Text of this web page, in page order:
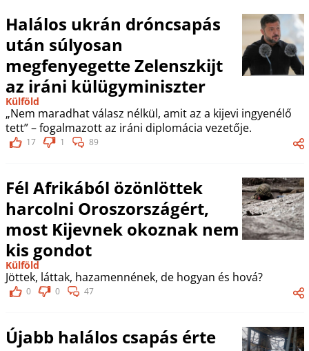
Halálos ukrán dróncsapás
után súlyosan
megfenyegette Zelenszkijt
az iráni külügyminiszter
Külföld
„Nem maradhat válasz nélkül, amit az a kijevi ingyenélő
tett” – fogalmazott az iráni diplomácia vezetője.
17 1 89
Fél Afrikából özönlöttek
harcolni Oroszországért,
most Kijevnek okoznak nem
kis gondot
Külföld
Jöttek, láttak, hazamennének, de hogyan és hová?
0 0 47
Újabb halálos csapás érte